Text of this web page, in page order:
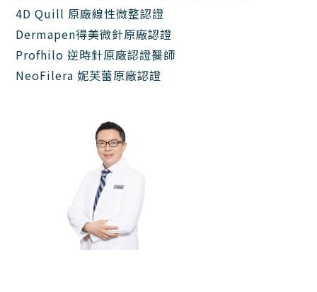
4D Quill 原廠線性微整認證
Dermapen得美微針原廠認證
Profhilo 逆時針原廠認證醫師
NeoFilera 妮芙蕾原廠認證